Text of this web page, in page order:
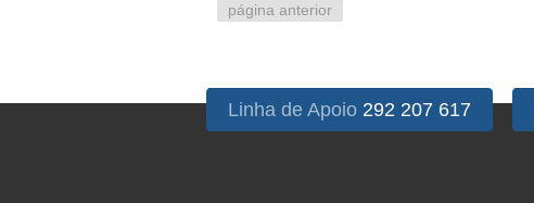
página anterior
Linha de Apoio 292 207 617